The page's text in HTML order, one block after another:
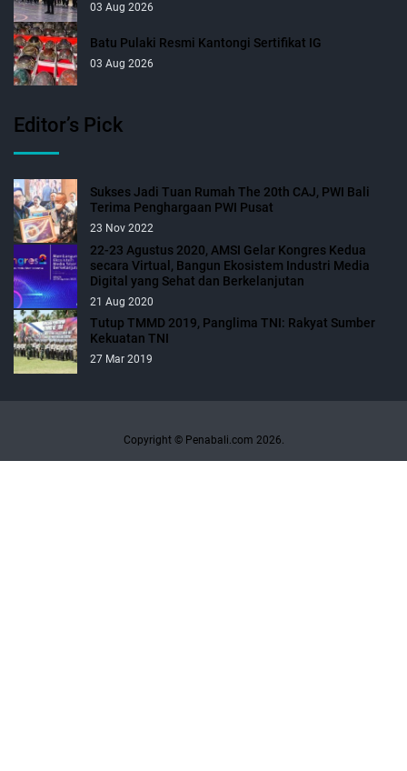
03 Aug 2026
Batu Pulaki Resmi Kantongi Sertifikat IG
03 Aug 2026
Editor’s Pick
Sukses Jadi Tuan Rumah The 20th CAJ, PWI Bali
Terima Penghargaan PWI Pusat
23 Nov 2022
22-23 Agustus 2020, AMSI Gelar Kongres Kedua
secara Virtual, Bangun Ekosistem Industri Media
Digital yang Sehat dan Berkelanjutan
21 Aug 2020
Tutup TMMD 2019, Panglima TNI: Rakyat Sumber
Kekuatan TNI
27 Mar 2019
Copyright © Penabali.com 2026.